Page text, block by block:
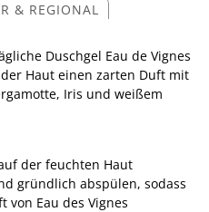
& REGIONAL
Duschgel Eau de Vignes
Haut einen zarten Duft mit
Iris und weißem
der feuchten Haut
gründlich abspülen, sodass
Eau des Vignes